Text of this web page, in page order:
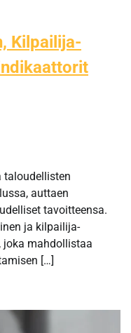
Kilpailija-
taloudellisten
auttaen
tavoitteensa.
ja kilpailija-
joka mahdollistaa
[…]